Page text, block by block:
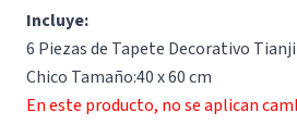
Incluye:
6 Piezas de Tapete Decorativo
Chico Tamaño:40 x 60 cm
En este producto, no se aplican